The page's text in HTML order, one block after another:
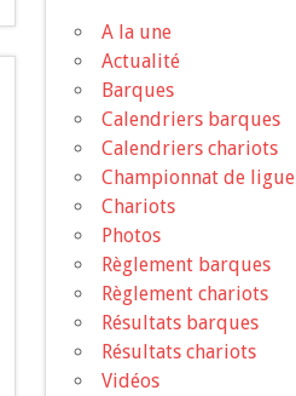
A la une
Actualité
Barques
Calendriers barques
Calendriers chariots
Championnat de ligue
Chariots
Photos
Règlement barques
Règlement chariots
Résultats barques
Résultats chariots
Vidéos